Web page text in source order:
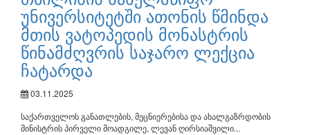
უნივერსიტეტში ათონის წმინდა
მთის ვატოპედის მონასტრის
წინამძღვრის საჯარო ლექცია
ჩატარდა
03.11.2025
საქართველოს განათლების, მეცნიერებისა და ახალგაზრდობის
მინისტრის პირველი მოადგილე, ლევან ღირსიაშვილი...